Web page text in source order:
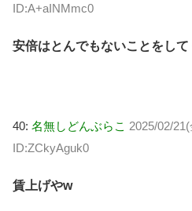
ID:A+aINMmc0
安倍はとんでもないことをして
40: 名無しどんぶらこ 2025/02/
ID:ZCkyAguk0
賃上げやw